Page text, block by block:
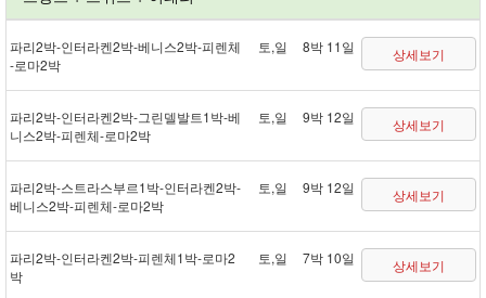
파리 2박 - 인터라켄 2박 - 베니스 2박 - 피렌체
- 로마 2박
토,일 8박 11일 상세보기
파리 2박 - 인터라켄 2박 - 그린델발트 1박 - 베
니스 2박 - 피렌체 - 로마 2박
토,일 9박 12일 상세보기
파리 2박 - 스트라스부르 1박 - 인터라켄 2박 -
베니스 2박 - 피렌체 - 로마 2박
토,일 9박 12일 상세보기
파리 2박 - 인터라켄 2박 - 피렌체 1박 - 로마 2
박
토,일 7박 10일 상세보기